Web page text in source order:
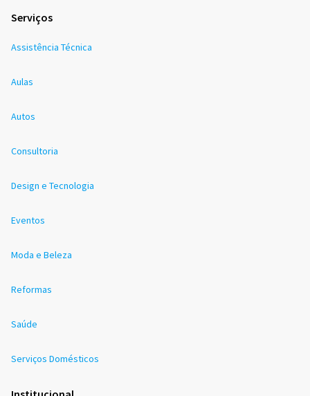
Serviços
Assistência Técnica
Aulas
Autos
Consultoria
Design e Tecnologia
Eventos
Moda e Beleza
Reformas
Saúde
Serviços Domésticos